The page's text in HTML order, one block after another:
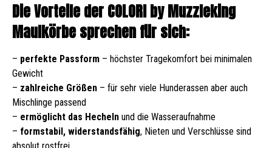
Die Vorteile der COLORI by Muzzleking
Maulkörbe sprechen für sich:
– perfekte Passform – höchster Tragekomfort bei minimalen
Gewicht
– zahlreiche Größen – für sehr viele Hunderassen aber auch
Mischlinge passend
– ermöglicht das Hecheln und die Wasseraufnahme
– formstabil, widerstandsfähig, Nieten und Verschlüsse sind